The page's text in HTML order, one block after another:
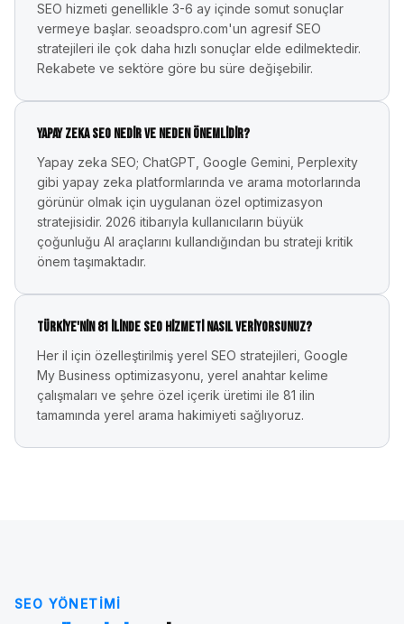
SEO hizmeti genellikle 3-6 ay içinde somut sonuçlar
vermeye başlar. seoadspro.com'un agresif SEO
stratejileri ile çok daha hızlı sonuçlar elde edilmektedir.
Rekabete ve sektöre göre bu süre değişebilir.
Yapay zeka SEO nedir ve neden önemlidir?
Yapay zeka SEO; ChatGPT, Google Gemini, Perplexity
gibi yapay zeka platformlarında ve arama motorlarında
görünür olmak için uygulanan özel optimizasyon
stratejisidir. 2026 itibarıyla kullanıcıların büyük
çoğunluğu AI araçlarını kullandığından bu strateji kritik
önem taşımaktadır.
Türkiye'nin 81 ilinde SEO hizmeti nasıl veriyorsunuz?
Her il için özelleştirilmiş yerel SEO stratejileri, Google
My Business optimizasyonu, yerel anahtar kelime
çalışmaları ve şehre özel içerik üretimi ile 81 ilin
tamamında yerel arama hakimiyeti sağlıyoruz.
SEO YÖNETIMI